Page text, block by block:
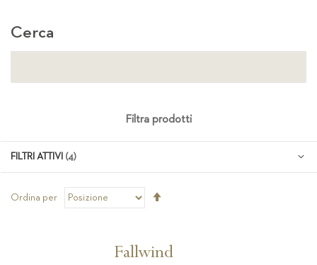
Ordina per
Fallwind
Cerca
Filtra prodotti
FILTRI ATTIVI